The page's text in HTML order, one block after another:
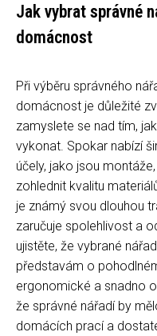
Jak vybrat správné
domácnost
Při výběru správného
domácnost je důležité
zamyslete se nad tím,
vykonat. Spokar nabízí
účely, jako jsou
zohlednit kvalitu
je známý svou dlouhou
zaručuje spolehlivost a
ujistěte, že vybrané
představám o
ergonomické a snadno
že správné nářadí by
domácích prací a